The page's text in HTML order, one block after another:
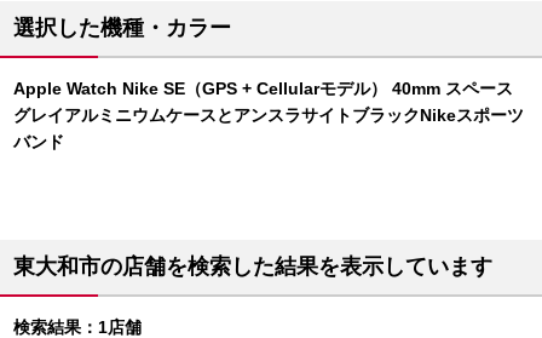
選択した機種・カラー
Apple Watch Nike SE（GPS + Cellularモデル） 40mm スペース
グレイアルミニウムケースとアンスラサイトブラックNikeスポーツ
バンド
東大和市の店舗を検索した結果を表示しています
検索結果：1店舗